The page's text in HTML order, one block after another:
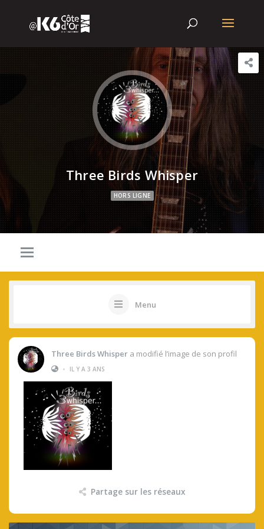
Three Birds Whisper
HORS LIGNE
Menu
Three Birds Whisper a modifié l’image de son profil
•
IL Y A 3 ANS
Partage sur les réseaux